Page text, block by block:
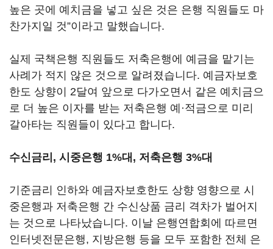
높은 곳에 예치금을 넣고 싶은 것은 은행 직원들도 마
찬가지일 것”이라고 말했습니다.
실제 국책은행 직원들도 저축은행에 예금을 맡기는
사례가 적지 않은 것으로 알려졌습니다. 예금자보호
한도 상향이 2달여 앞으로 다가오면서 같은 예치금으
로 더 높은 이자를 받는 저축은행 예·적금으로 미리
갈아타는 직원들이 있다고 합니다.
수신금리, 시중은행 1%대, 저축은행 3%대
기준금리 인하와 예금자보호한도 상향 영향으로 시
중은행과 저축은행 간 수신상품 금리 격차가 벌어지
는 것으로 나타났습니다. 이날 은행연합회에 따르면
인터넷전문은행, 지방은행 등을 모두 포함한 전체 은